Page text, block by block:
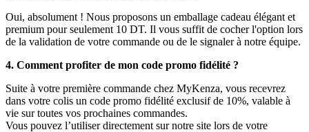
Oui, absolument ! Nous proposons un emballage cadeau élégant et
premium pour seulement 10 DT. Il vous suffit de cocher l'option lors
de la validation de votre commande ou de le signaler à notre équipe.
4. Comment profiter de mon code promo fidélité ?
Suite à votre première commande chez MyKenza, vous recevrez
dans votre colis un code promo fidélité exclusif de 10%, valable à
vie sur toutes vos prochaines commandes.
Vous pouvez l’utiliser directement sur notre site lors de votre